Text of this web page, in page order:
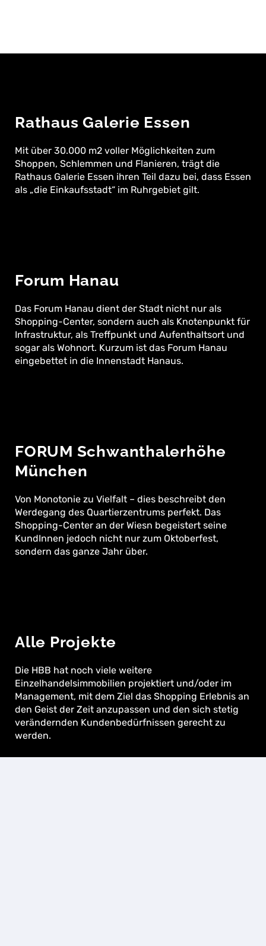
Rathaus Galerie Essen
Mit über 30.000 m2 voller Möglichkeiten zum
Shoppen, Schlemmen und Flanieren, trägt die
Rathaus Galerie Essen ihren Teil dazu bei, dass Essen
als „die Einkaufsstadt“ im Ruhrgebiet gilt.
Forum Hanau
Das Forum Hanau dient der Stadt nicht nur als
Shopping-Center, sondern auch als Knotenpunkt für
Infrastruktur, als Treffpunkt und Aufenthaltsort und
sogar als Wohnort. Kurzum ist das Forum Hanau
eingebettet in die Innenstadt Hanaus.
FORUM Schwanthalerhöhe
München
Von Monotonie zu Vielfalt – dies beschreibt den
Werdegang des Quartierzentrums perfekt. Das
Shopping-Center an der Wiesn begeistert seine
KundInnen jedoch nicht nur zum Oktoberfest,
sondern das ganze Jahr über.
Alle Projekte
Die HBB hat noch viele weitere
Einzelhandelsimmobilien projektiert und/oder im
Management, mit dem Ziel das Shopping Erlebnis an
den Geist der Zeit anzupassen und den sich stetig
verändernden Kundenbedürfnissen gerecht zu
werden.